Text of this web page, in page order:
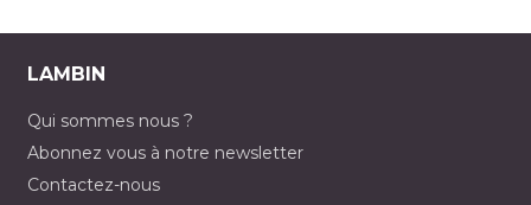
LAMBIN
Qui sommes nous ?
Abonnez vous à notre newsletter
Contactez-nous